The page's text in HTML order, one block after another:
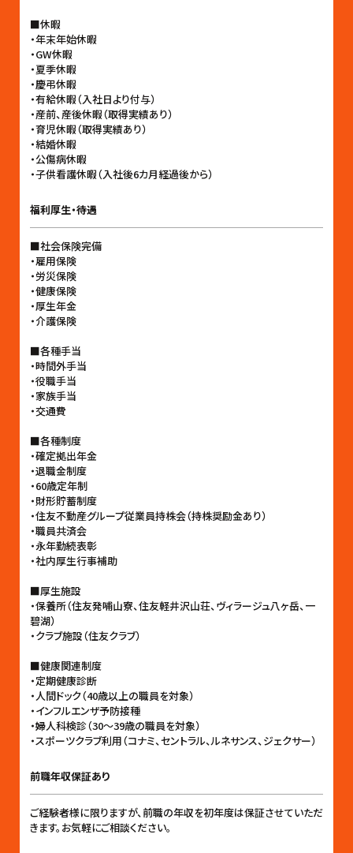
■休暇
・年末年始休暇
・GW休暇
・夏季休暇
・慶弔休暇
・有給休暇（入社日より付与）
・産前、産後休暇（取得実績あり）
・育児休暇（取得実績あり）
・結婚休暇
・公傷病休暇
・子供看護休暇（入社後6カ月経過後から）
福利厚生・待遇
■社会保険完備
・雇用保険
・労災保険
・健康保険
・厚生年金
・介護保険
■各種手当
・時間外手当
・役職手当
・家族手当
・交通費
■各種制度
・確定拠出年金
・退職金制度
・60歳定年制
・財形貯蓄制度
・住友不動産グループ従業員持株会（持株奨励金あり）
・職員共済会
・永年勤続表彰
・社内厚生行事補助
■厚生施設
・保養所（住友発哺山寮、住友軽井沢山荘、ヴィラージュ八ヶ岳、一
碧湖）
・クラブ施設（住友クラブ）
■健康関連制度
・定期健康診断
・人間ドック（40歳以上の職員を対象）
・インフルエンザ予防接種
・婦人科検診（30〜39歳の職員を対象）
・スポーツクラブ利用（コナミ、セントラル、ルネサンス、ジェクサー）
前職年収保証あり
ご経験者様に限りますが、前職の年収を初年度は保証させていただ
きます。お気軽にご相談ください。